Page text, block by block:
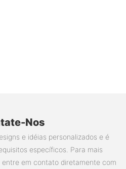
Nos
e idéias personalizados e é
específicos. Para mais
em contato diretamente com